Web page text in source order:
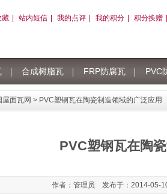
合成树脂瓦 FRP防腐瓦 PVC
藏 站内短信 我的点评 我的积分 积分换赠
屋面瓦网 > PVC塑钢瓦在陶瓷制造领域的广泛应用
PVC塑钢瓦在陶
作者：管理员 发布于：2014-05-